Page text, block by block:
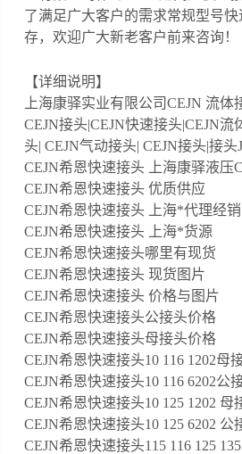
了满足广大客户的需求常规型号
存，欢迎广大新老客户前来咨询！
【详细说明】
上海康驿实业有限公司CEJN 流
CEJN接头|CEJN快速接头|CEJN流
头| CEJN气动接头| CEJN接头|接头
CEJN希恩快速接头 上海康驿液压
CEJN希恩快速接头 优质供应
CEJN希恩快速接头 上海*代理经
CEJN希恩快速接头 上海*货源
CEJN希恩快速接头哪里有现货
CEJN希恩快速接头 现货图片
CEJN希恩快速接头 价格与图片
CEJN希恩快速接头公接头价格
CEJN希恩快速接头母接头价格
CEJN希恩快速接头10 116 1202母
CEJN希恩快速接头10 116 6202公
CEJN希恩快速接头10 125 1202 母
CEJN希恩快速接头10 125 6202 公
CEJN希恩快速接头115 116 125